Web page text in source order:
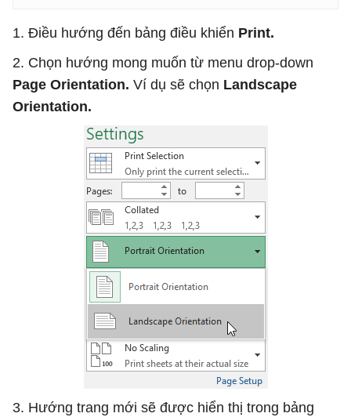
1. Điều hướng đến bảng điều khiển Print.
2. Chọn hướng mong muốn từ menu drop-down
Page Orientation. Ví dụ sẽ chọn Landscape
Orientation.
3. Hướng trang mới sẽ được hiển thị trong bảng